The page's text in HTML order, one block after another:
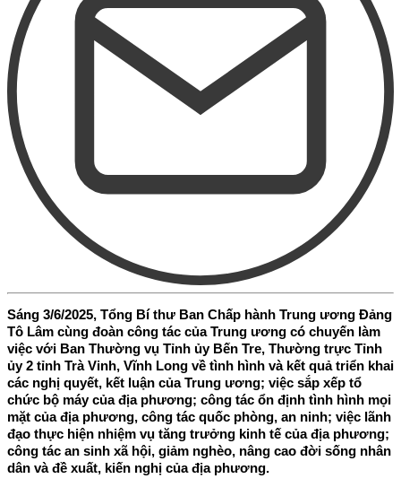
​Sáng 3/6/2025, Tổng Bí thư Ban Chấp hành Trung ương Đảng
Tô Lâm cùng đoàn công tác của Trung ương có chuyến làm
việc với Ban Thường vụ Tỉnh ủy Bến Tre, Thường trực Tỉnh
ủy 2 tỉnh Trà Vinh, Vĩnh Long về tình hình và kết quả triển khai
các nghị quyết, kết luận của Trung ương; việc sắp xếp tổ
chức bộ máy của địa phương; công tác ổn định tình hình mọi
mặt của địa phương, công tác quốc phòng, an ninh; việc lãnh
đạo thực hiện nhiệm vụ tăng trưởng kinh tế của địa phương;
công tác an sinh xã hội, giảm nghèo, nâng cao đời sống nhân
dân và đề xuất, kiến nghị của địa phương.